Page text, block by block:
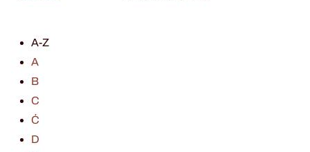
A-Z
A
B
C
Ć
D